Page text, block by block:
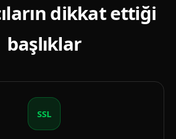
dikkat ettiği
başlıklar
SSL